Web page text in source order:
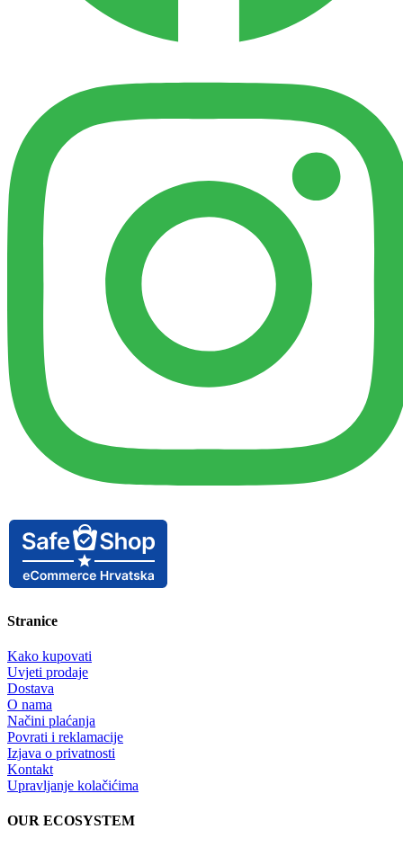
Stranice
Kako kupovati
Uvjeti prodaje
Dostava
O nama
Načini plaćanja
Povrati i reklamacije
Izjava o privatnosti
Kontakt
Upravljanje kolačićima
OUR ECOSYSTEM